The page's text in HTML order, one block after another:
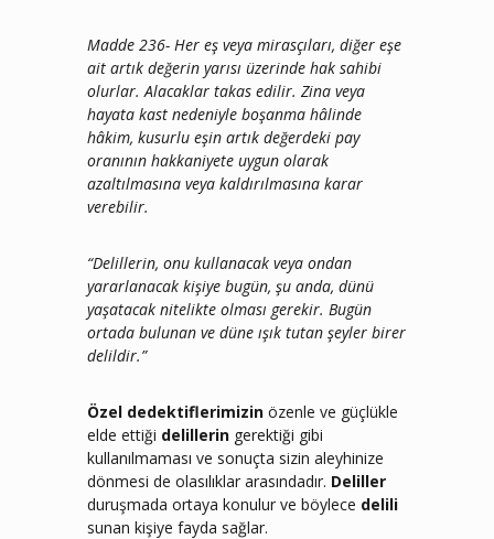
Madde 236- Her eş veya mirasçıları, diğer eşe
ait artık değerin yarısı üzerinde hak sahibi
olurlar. Alacaklar takas edilir. Zina veya
hayata kast nedeniyle boşanma hâlinde
hâkim, kusurlu eşin artık değerdeki pay
oranının hakkaniyete uygun olarak
azaltılmasına veya kaldırılmasına karar
verebilir.
“Delillerin, onu kullanacak veya ondan
yararlanacak kişiye bugün, şu anda, dünü
yaşatacak nitelikte olması gerekir. Bugün
ortada bulunan ve düne ışık tutan şeyler birer
delildir.”
Özel dedektiflerimizin özenle ve güçlükle
elde ettiği delillerin gerektiği gibi
kullanılmaması ve sonuçta sizin aleyhinize
dönmesi de olasılıklar arasındadır. Deliller
duruşmada ortaya konulur ve böylece delili
sunan kişiye fayda sağlar.